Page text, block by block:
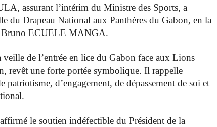
assurant l’intérim du Ministre des Sports, a
du Drapeau National aux Panthères du Gabon, en la
Bruno ECUELE MANGA.
veille de l’entrée en lice du Gabon face aux Lions
revêt une forte portée symbolique. Il rappelle
patriotisme, d’engagement, de dépassement de soi et
le soutien indéfectible du Président de la